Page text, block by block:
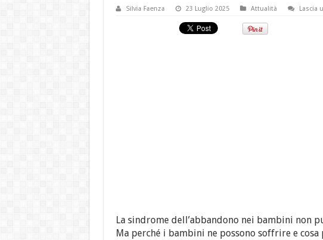
Silvia Faenza 23 Luglio 2025 Attualità Lascia
La sindrome dell’abbandono nei bambini non
Ma perché i bambini ne possono soffrire e